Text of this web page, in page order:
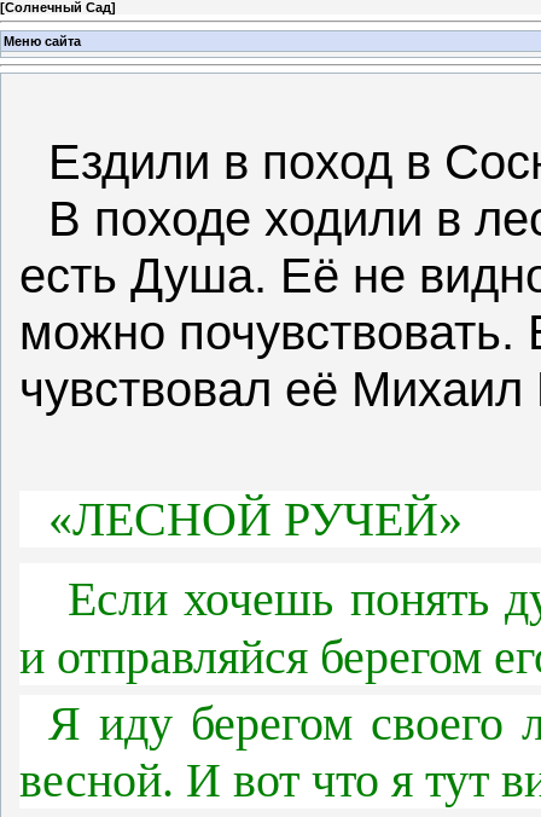
[Солнечный Сад]
Меню сайта
Ездили в поход в
В походе ходили в
есть Душа. Её не
можно почувствовать.
чувствовал её
«ЛЕСНОЙ РУЧЕЙ»
Если хочешь понять
и отправляйся берегом
Я иду берегом своего
весной. И вот что я тут